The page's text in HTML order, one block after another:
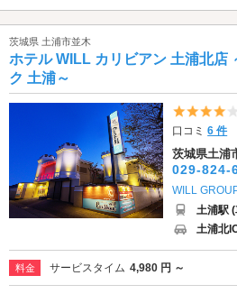
茨城県 土浦市並木
ホテル WILL カリビアン 土浦北店
ク 土浦～
口コミ6 件
茨城県土浦
029-824-
WILL
土浦駅
土浦北
料金 サービスタイム 4,980 円 ～